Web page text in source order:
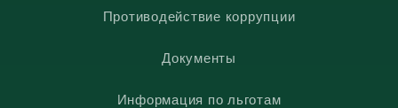
Противодействие коррупции
Документы
Информация по льготам